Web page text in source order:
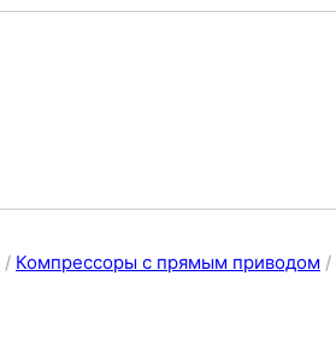
/ Компрессоры с прямым приводом /